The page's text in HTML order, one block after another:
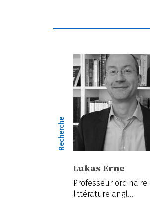
Recherche
Lukas Erne
Professeur ordinaire
littérature angl…